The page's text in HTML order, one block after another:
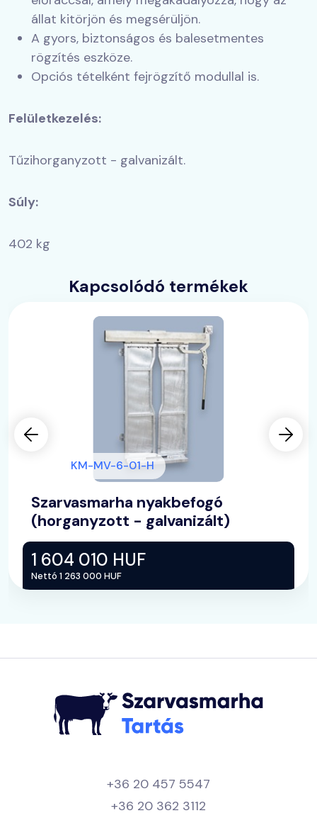
állat kitörjön és megsérüljön.
A gyors, biztonságos és balesetmentes
rögzítés eszköze.
Opciós tételként fejrögzítő modullal is.
Felületkezelés:
Tűzihorganyzott - galvanizált.
Súly:
402 kg
Kapcsolódó termékek
KM-MV-6-01-H
Szarvasmarha nyakbefogó
(horganyzott - galvanizált)
1 604 010 HUF
Nettó 1 263 000 HUF
+36 20 457 5547
+36 20 362 3112